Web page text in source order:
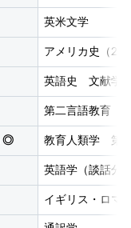
英米文学
アメリカ史（20
英語史 文献学
第二言語教育
◎ 教育人類学 第
英語学（談話分
イギリス・ロマ